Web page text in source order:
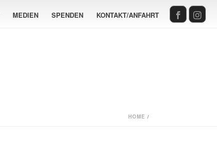
MEDIEN SPENDEN KONTAKT/ANFAHRT
HOME /